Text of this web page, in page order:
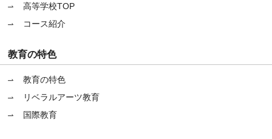
高等学校TOP
コース紹介
教育の特色
教育の特色
リベラルアーツ教育
国際教育